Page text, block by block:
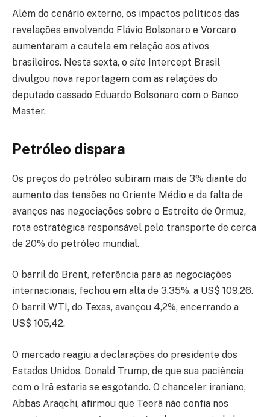
Além do cenário externo, os impactos políticos das
revelações envolvendo Flávio Bolsonaro e Vorcaro
aumentaram a cautela em relação aos ativos
brasileiros. Nesta sexta, o site Intercept Brasil
divulgou nova reportagem com as relações do
deputado cassado Eduardo Bolsonaro com o Banco
Master.
Petróleo dispara
Os preços do petróleo subiram mais de 3% diante do
aumento das tensões no Oriente Médio e da falta de
avanços nas negociações sobre o Estreito de Ormuz,
rota estratégica responsável pelo transporte de cerca
de 20% do petróleo mundial.
O barril do Brent, referência para as negociações
internacionais, fechou em alta de 3,35%, a US$ 109,26.
O barril WTI, do Texas, avançou 4,2%, encerrando a
US$ 105,42.
O mercado reagiu a declarações do presidente dos
Estados Unidos, Donald Trump, de que sua paciência
com o Irã estaria se esgotando. O chanceler iraniano,
Abbas Araqchi, afirmou que Teerã não confia nos